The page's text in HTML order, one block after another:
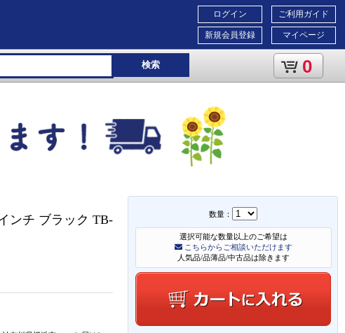
ご利用ガイド
マイページ
ログイン
新規会員登録
検索 0
数量：
選択可能な数量以上のご希望は
こちらからご相談いただけます
人気品/品薄品/中古品は除きます
ンチ ブラック TB-